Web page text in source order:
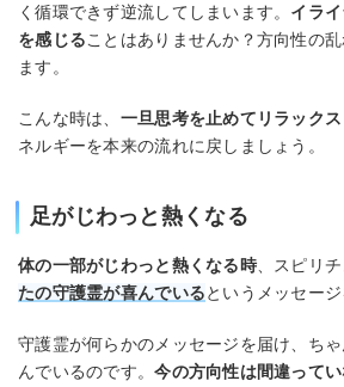
く循環できず逆流してしまいます。 イラ
を感じることはありませんか？方向性の
ます。
こんな時は、 一旦思考を止めてリラックス
ネルギーを本来の流れに戻しましょう。
足がじわっと熱くなる
体の一部がじわっと熱くなる時、スピリ
たの守護霊が喜んでいるというメッセー
守護霊が何らかのメッセージを届け、ち
んでいるのです。今の方向性は間違って